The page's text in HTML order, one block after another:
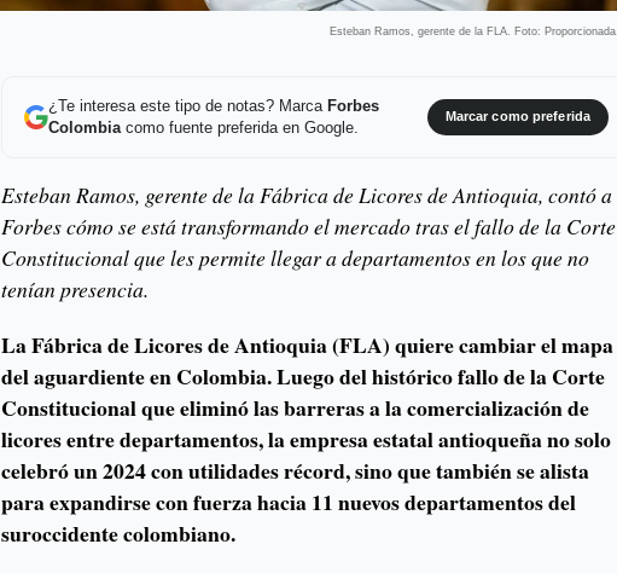
Esteban Ramos, gerente de la FLA. Foto: Proporcionada.
¿Te interesa este tipo de notas? Marca Forbes
Colombiacomo fuente preferida en Google.
Marcar como preferida
Esteban Ramos, gerente de la Fábrica de Licores de Antioquia, contó a
Forbes cómo se está transformando el mercado tras el fallo de la Corte
Constitucional que les permite llegar a departamentos en los que no
tenían presencia.
La Fábrica de Licores de Antioquia (FLA) quiere cambiar el mapa
del aguardiente en Colombia. Luego del histórico fallo de la Corte
Constitucional que eliminó las barreras a la comercialización de
licores entre departamentos, la empresa estatal antioqueña no solo
celebró un 2024 con utilidades récord, sino que también se alista
para expandirse con fuerza hacia 11 nuevos departamentos del
suroccidente colombiano.